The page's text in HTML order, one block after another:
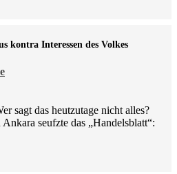
kontra Inte­ressen des Volkes
sagt das heutzutage nicht alles?
seufzte das „Handelsblatt“: